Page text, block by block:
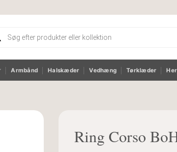
Armbånd Halskæder Vedhæng Tørklæder
Ring Corso